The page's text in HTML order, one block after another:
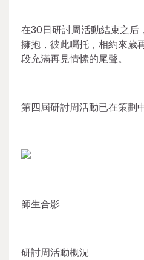
在30日研討周活動結束之后
擁抱，彼此囑托，相約來歲
段充滿再見情愫的尾聲。
第四屆研討周活動已在策劃
師生合影
研討周活動概況